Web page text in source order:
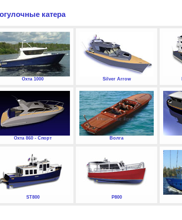
катера
Охта 1000 Silver Arrow
Охта 860 - Спорт Волга
ST800 P800